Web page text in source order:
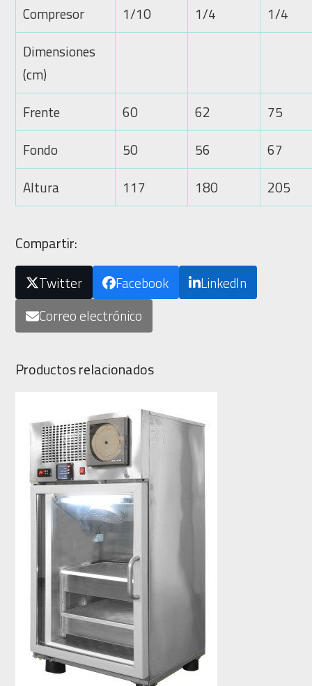
Compresor 1/10 1/4
1/4
Dimensiones
(cm)
Frente
60 62
75
Fondo
50 56
67
Altura
117 180 205
Compartir:
Twitter Facebook
LinkedIn
Correo electrónico
Productos relacionados